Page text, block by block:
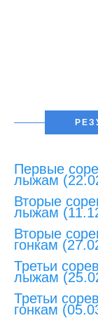
Первые
лыжам
Вторые
лыжам
Вторые
гонкам
Третьи
лыжам
Третьи
гонкам